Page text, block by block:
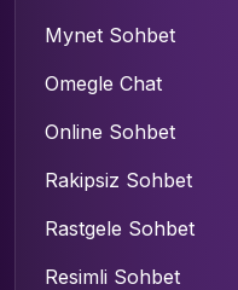
Mynet Sohbet
Omegle Chat
Online Sohbet
Rakipsiz Sohbet
Rastgele Sohbet
Resimli Sohbet